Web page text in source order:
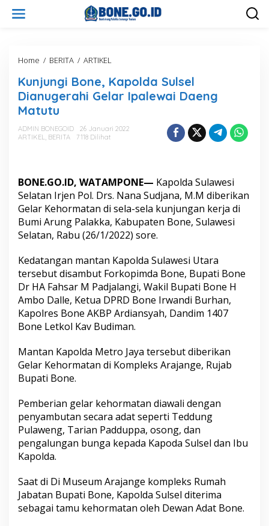
Home / BERITA / ARTIKEL
n
j
u
g
e
K
a
o
d
a
S
u
l
e
l
i
a
e
r
a
h
l
r
I
Kunjungi Bone, Kapolda Sulsel
Dianugerahi Gelar Ipalewai Daeng
Matutu
ADMIN BONEGOID
26 Januari 2022
ARTIKEL, BERITA 7118 Dilihat
BONE.GO.ID, WATAMPONE— Kapolda Sulawesi
Selatan Irjen Pol. Drs. Nana Sudjana, M.M diberikan
Gelar Kehormatan di sela-sela kunjungan kerja di
Bumi Arung Palakka, Kabupaten Bone, Sulawesi
Selatan, Rabu (26/1/2022) sore.
Kedatangan mantan Kapolda Sulawesi Utara
tersebut disambut Forkopimda Bone, Bupati Bone
Dr HA Fahsar M Padjalangi, Wakil Bupati Bone H
Ambo Dalle, Ketua DPRD Bone Irwandi Burhan,
Kapolres Bone AKBP Ardiansyah, Dandim 1407
Bone Letkol Kav Budiman.
Mantan Kapolda Metro Jaya tersebut diberikan
Gelar Kehormatan di Kompleks Arajange, Rujab
Bupati Bone.
Pemberian gelar kehormatan diawali dengan
penyambutan secara adat seperti Teddung
Pulaweng, Tarian Padduppa, osong, dan
pengalungan bunga kepada Kapoda Sulsel dan Ibu
Kapolda.
Saat di Di Museum Arajange kompleks Rumah
Jabatan Bupati Bone, Kapolda Sulsel diterima
sebagai tamu kehormatan oleh Dewan Adat Bone.